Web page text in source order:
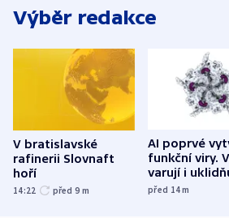
Výběr redakce
V bratislavské
rafinerii Slovnaft
hoří
14:22 před 9 m
AI poprvé
funkční viry.
varují i
před 14m